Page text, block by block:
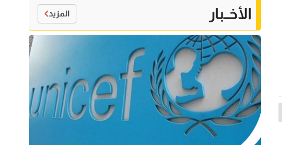
الأخــبار المزيد